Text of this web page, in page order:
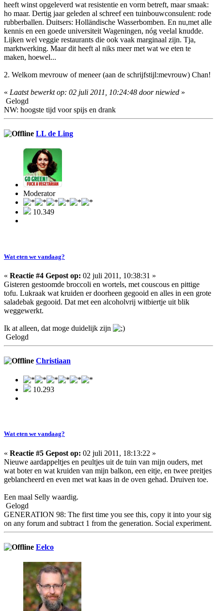
heeft winst opgeleverd wat resistentie en vorm betreft, maar smaak:
ho maar. Dertig jaar geleden al schreef een tuinbouwconsulent: rode
rubberballen. Duitsers: Holländische Wasserbomben. En nu,met alle
kennis en een goede universiteit Wageningen, nóg veelal knudde.
Lijken wel veggie restaurants die ook vaak marginaal zijn. Tja,
marktwerking. Maar dit heeft al niks meer met wat we eten te
maken, hoewel...
2. Welkom mevrouw of meneer (aan de schrijfstijl:mevrouw) Chan!
« Laatst bewerkt op: 02 juli 2011, 10:24:48 door niewied »
Gelogd
NW: hoogste tijd voor spijs en drank
LL de Ling
Moderator
10.349
Wat eten we vandaag?
« Reactie #4 Gepost op: 02 juli 2011, 10:38:31 »
Gisteren gestoomde broccoli en wortels, met couscous en pittige
tofu. Lukraak wat kruiden er doorheen gegooid en alles in een grote
saladebak gegooid. Dat met een alcoholvrij witbiertje uit blik
weggewerkt.
Ik at alleen, dat moge duidelijk zijn
Gelogd
Christiaan
10.293
Wat eten we vandaag?
« Reactie #5 Gepost op: 02 juli 2011, 18:13:22 »
Nieuwe aardappeltjes en peultjes uit de tuin van mijn ouders, met
wat boter en wat kruiden van mijn balkon, een eitje, en twee preitjes
geblancheerd en even met wat kaas in de oven gehad. Druiven toe.
Een maal Selly waardig.
Gelogd
GENERATION 98: The first time you see this, copy it into your sig
on any forum and subtract 1 from the generation. Social experiment.
Eelco